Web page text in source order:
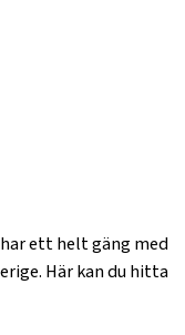
ett helt gäng med
Här kan du hitta